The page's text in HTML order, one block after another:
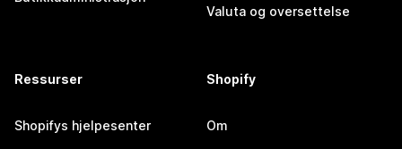
Valuta og oversettelse
Ressurser
Shopifys hjelpesenter
Shopify
Om